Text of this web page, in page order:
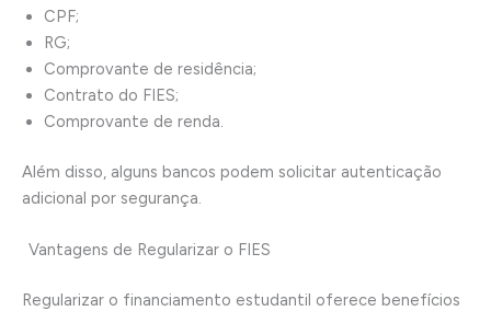
CPF;
RG;
Comprovante de residência;
Contrato do FIES;
Comprovante de renda.
Além disso, alguns bancos podem solicitar autenticação
adicional por segurança.
Vantagens de Regularizar o FIES
Regularizar o financiamento estudantil oferece benefícios